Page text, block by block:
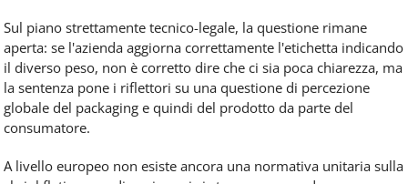
Sul piano strettamente tecnico-legale, la questione rimane
aperta: se l'azienda aggiorna correttamente l'etichetta indicando
il diverso peso, non è corretto dire che ci sia poca chiarezza, ma
la sentenza pone i riflettori su una questione di percezione
globale del packaging e quindi del prodotto da parte del
consumatore.
A livello europeo non esiste ancora una normativa unitaria sulla